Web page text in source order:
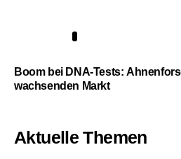
Boom bei DNA-Tests:
wachsenden Markt
Aktuelle Themen